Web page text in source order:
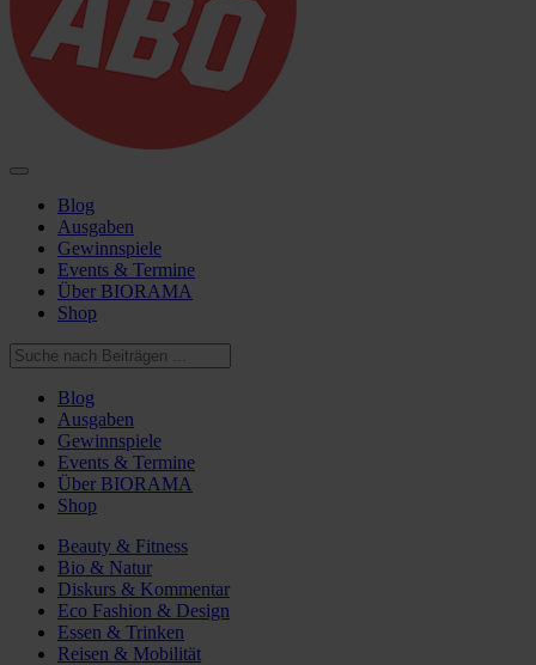
Blog
Ausgaben
Gewinnspiele
Events & Termine
Über BIORAMA
Shop
Blog
Ausgaben
Gewinnspiele
Events & Termine
Über BIORAMA
Shop
Beauty & Fitness
Bio & Natur
Diskurs & Kommentar
Eco Fashion & Design
Essen & Trinken
Reisen & Mobilität